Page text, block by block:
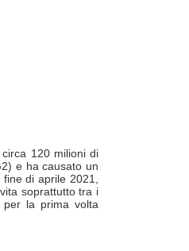
120 milioni di
e ha causato un
di aprile 2021,
soprattutto tra i
per la prima volta